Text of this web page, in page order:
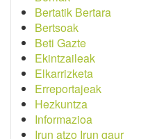
Bertatik Bertara
Bertsoak
Beti Gazte
Ekintzaileak
Elkarrizketa
Erreportajeak
Hezkuntza
Informazioa
Irun atzo Irun gaur